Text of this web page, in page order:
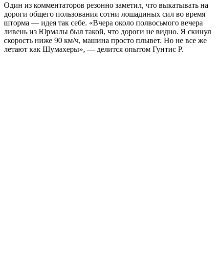
Один из комментаторов резонно заметил, что выкатывать на
дороги общего пользования сотни лошадиных сил во время
шторма — идея так себе. «Вчера около полвосьмого вечера
ливень из Юрмалы был такой, что дороги не видно. Я скинул
скорость ниже 90 км/ч, машина просто плывет. Но не все же
летают как Шумахеры», — делится опытом Гунтис Р.